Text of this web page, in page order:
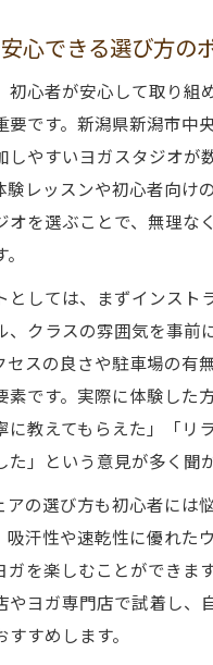
ポーツ店で見るべきポイ
ア購入前に知りたい素
えるヨガウェア選びの裏
視ならこのヨガスタイ
さ抜群のヨガスタイル
者でも挑戦しやすい動き
びで変わるヨガの動き
験を叶えるアイテム選
適にするマットやアイテ
スポーツ店で選ぶべき
アだけでなく小物にも
アイテムで体験をグレ
要なアイテムの選び方を
心の新潟市中央区ヨガ環境
けヨガクラス選びのポイ
心できる選び方の
初心者が安心して取り組
要です。新潟県新潟市中
しやすいヨガスタジオが
験レッスンや初心者向け
オを選ぶことで、無理な
としては、まずインスト
、クラスの雰囲気を事前
セスの良さや駐車場の有
です。実際に体験した
に教えてもらえた」「リ
」という意見が多く聞
アの選び方も初心者には
吸汗性や速乾性に優れた
ガを楽しむことができま
やヨガ専門店で試着し、
すめします。